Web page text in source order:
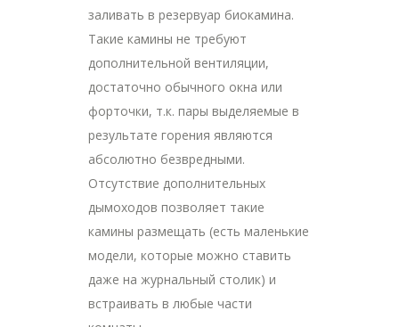
заливать в резервуар биокамина.
Такие камины не требуют
дополнительной вентиляции,
достаточно обычного окна или
форточки, т.к. пары выделяемые в
результате горения являются
абсолютно безвредными.
Отсутствие дополнительных
дымоходов позволяет такие
камины размещать (есть маленькие
модели, которые можно ставить
даже на журнальный столик) и
встраивать в любые части